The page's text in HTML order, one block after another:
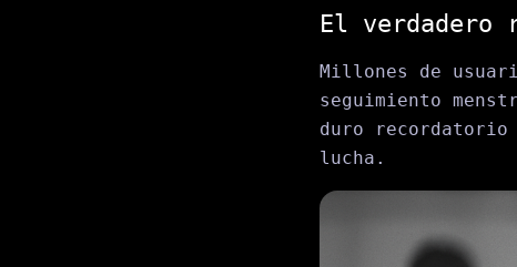
El verdadero
Millones de
seguimiento
duro
lucha.